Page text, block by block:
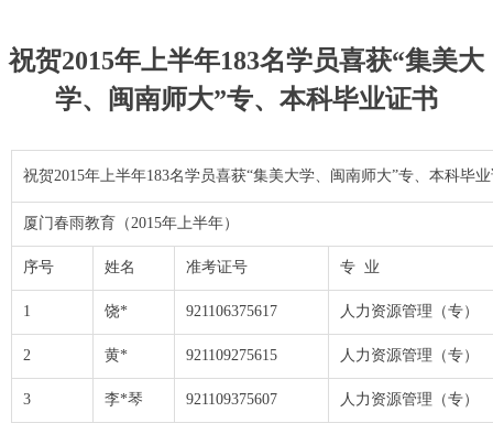
祝贺2015年上半年183名学员喜获“集美大
学、闽南师大”专、本科毕业证书
祝贺2015年上半年183名学员喜获“集美大学、闽南师大”专、本科毕
厦门春雨教育（2015年上半年）
序号 姓名 准考证号 专 业
1 饶* 921106375617 人力资源管理（专）
2 黄* 921109275615 人力资源管理（专）
3 李*琴 921109375607 人力资源管理（专）